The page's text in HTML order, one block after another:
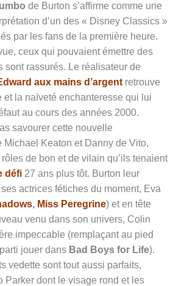
de Burton s’affirme comme une
d’un des « Disney Classics »
par les fans de la première heure.
ceux qui pouvaient émettre des
sont rassurés. Le réalisateur de
aux mains d’argent retrouve
et la naïveté enchanteresse qui lui
au cours des années 2000.
savourer cette nouvelle
Michael Keaton et Danny de Vito,
de bon et de vilain qu’ils tenaient
défi 27 ans plus tôt. Burton leur
actrices fétiches du moment, Eva
, Miss Peregrine) et en tête
venu dans son univers, Colin
impeccable (remplaçant au pied
jouer dans Bad Boys for Life).
vedette sont tout aussi parfaits,
Parker dont le visage rond et les